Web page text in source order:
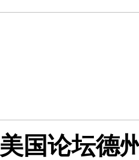
美国论坛德